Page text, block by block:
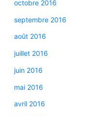
octobre 2016
septembre 2016
août 2016
juillet 2016
juin 2016
mai 2016
avril 2016